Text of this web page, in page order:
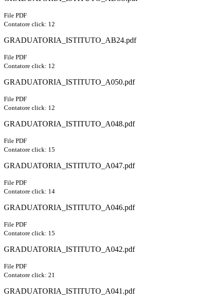
File PDF
Contatore click: 12
GRADUATORIA_ISTITUTO_AB24.pdf
File PDF
Contatore click: 12
GRADUATORIA_ISTITUTO_A050.pdf
File PDF
Contatore click: 12
GRADUATORIA_ISTITUTO_A048.pdf
File PDF
Contatore click: 15
GRADUATORIA_ISTITUTO_A047.pdf
File PDF
Contatore click: 14
GRADUATORIA_ISTITUTO_A046.pdf
File PDF
Contatore click: 15
GRADUATORIA_ISTITUTO_A042.pdf
File PDF
Contatore click: 21
GRADUATORIA_ISTITUTO_A041.pdf